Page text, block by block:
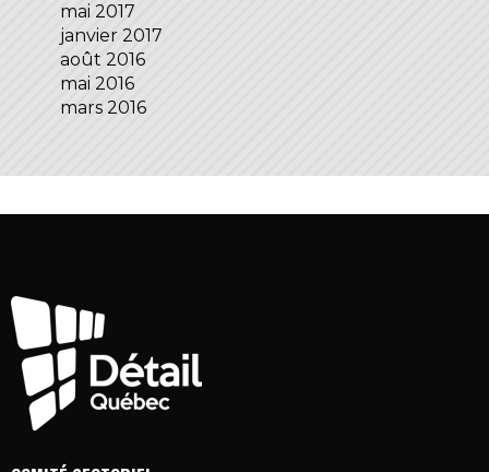
mai 2017
janvier 2017
août 2016
mai 2016
mars 2016